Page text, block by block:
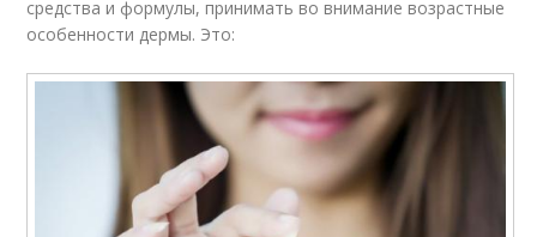
средства и формулы, принимать во внимание возрастные
особенности дермы. Это: